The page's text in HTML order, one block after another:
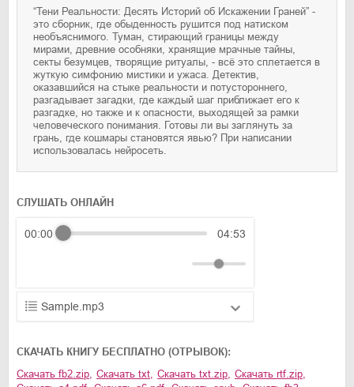
“Тени Реальности: Десять Историй об Искажении Граней” -
это сборник, где обыденность рушится под натиском
необъяснимого. Туман, стирающий границы между
мирами, древние особняки, хранящие мрачные тайны,
секты безумцев, творящие ритуалы, - всё это сплетается в
жуткую симфонию мистики и ужаса. Детектив,
оказавшийся на стыке реальности и потустороннего,
разгадывает загадки, где каждый шаг приближает его к
разгадке, но также и к опасности, выходящей за рамки
человеческого понимания. Готовы ли вы заглянуть за
грань, где кошмары становятся явью? При написании
использовалась нейросеть.
СЛУШАТЬ ОНЛАЙН
00:00 04:53
Sample.mp3
20:50
CКАЧАТЬ КНИГУ БЕСПЛАТНО (ОТРЫВОК):
Скачать fb2.zip Скачать txt Скачать txt.zip Скачать rtf.zip